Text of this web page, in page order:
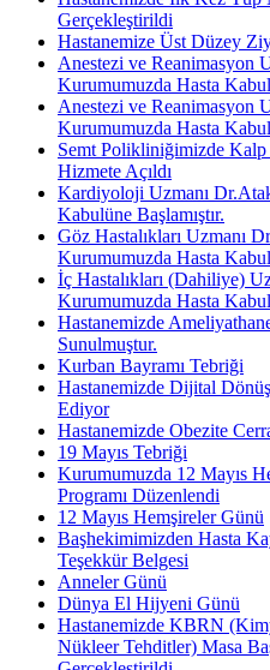
Gerçekleştirildi
Hastanemize Üst Düzey
Anestezi ve Reanimasyon
Kurumumuzda Hasta
Anestezi ve Reanimasyon
Kurumumuzda Hasta
Semt Polikliniğimizde
Hizmete Açıldı
Kardiyoloji Uzmanı
Kabulüne Başlamıştır.
Göz Hastalıkları Uzmanı
Kurumumuzda Hasta
İç Hastalıkları (Dahiliye)
Kurumumuzda Hasta
Hastanemizde
Sunulmuştur.
Kurban Bayramı Tebriği
Hastanemizde Dijital
Ediyor
Hastanemizde Obezite
19 Mayıs Tebriği
Kurumumuzda 12 Mayıs
Programı Düzenlendi
12 Mayıs Hemşireler Günü
Başhekimimizden Hasta
Teşekkür Belgesi
Anneler Günü
Dünya El Hijyeni Günü
Hastanemizde KBRN
Nükleer Tehditler) Masa